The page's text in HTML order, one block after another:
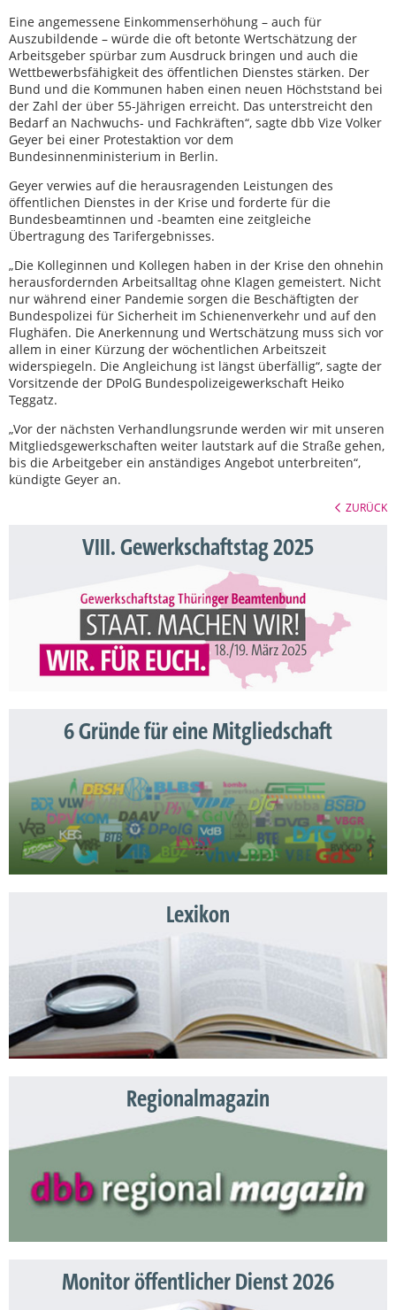
Eine angemessene Einkommenserhöhung – auch für
Auszubildende – würde die oft betonte Wertschätzung der
Arbeitsgeber spürbar zum Ausdruck bringen und auch die
Wettbewerbsfähigkeit des öffentlichen Dienstes stärken. Der
Bund und die Kommunen haben einen neuen Höchststand bei
der Zahl der über 55-Jährigen erreicht. Das unterstreicht den
Bedarf an Nachwuchs- und Fachkräften“, sagte dbb Vize Volker
Geyer bei einer Protestaktion vor dem
Bundesinnenministerium in Berlin.
Geyer verwies auf die herausragenden Leistungen des
öffentlichen Dienstes in der Krise und forderte für die
Bundesbeamtinnen und -beamten eine zeitgleiche
Übertragung des Tarifergebnisses.
„Die Kolleginnen und Kollegen haben in der Krise den ohnehin
herausfordernden Arbeitsalltag ohne Klagen gemeistert. Nicht
nur während einer Pandemie sorgen die Beschäftigten der
Bundespolizei für Sicherheit im Schienenverkehr und auf den
Flughäfen. Die Anerkennung und Wertschätzung muss sich vor
allem in einer Kürzung der wöchentlichen Arbeitszeit
widerspiegeln. Die Angleichung ist längst überfällig“, sagte der
Vorsitzende der DPolG Bundespolizeigewerkschaft Heiko
Teggatz.
„Vor der nächsten Verhandlungsrunde werden wir mit unseren
Mitgliedsgewerkschaften weiter lautstark auf die Straße gehen,
bis die Arbeitgeber ein anständiges Angebot unterbreiten“,
kündigte Geyer an.
ZURÜCK
VIII. Gewerkschaftstag 2025
6 Gründe für eine Mitgliedschaft
Lexikon
Regionalmagazin
Monitor öffentlicher Dienst 2026